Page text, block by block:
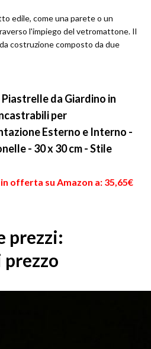
edile, come una parete o un
l'impiego del vetromattone. Il
costruzione composto da due
da Giardino in
per
Esterno e Interno -
- 30 x 30 cm - Stile
in offerta su Amazon a: 35,65€
prezzi: